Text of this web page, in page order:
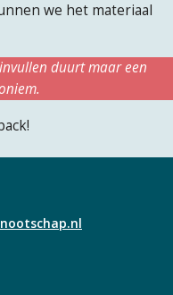
we het materiaal
duurt maar een